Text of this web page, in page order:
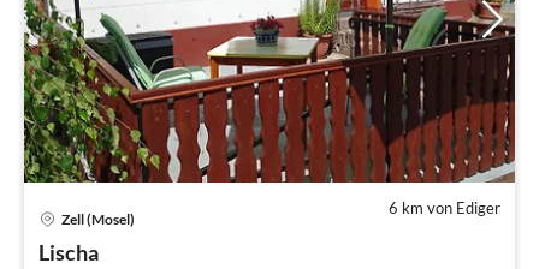
6 km von Ediger
Zell (Mosel)
Lischa